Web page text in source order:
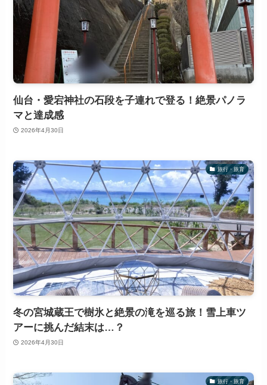
仙台・愛宕神社の石段を子連れで登る！絶景パノラ
マと達成感
2026年4月30日
旅行・旅育
冬の宮城蔵王で樹氷と絶景の滝を巡る旅！雪上車ツ
アーに挑んだ結末は…？
2026年4月30日
旅行・旅育